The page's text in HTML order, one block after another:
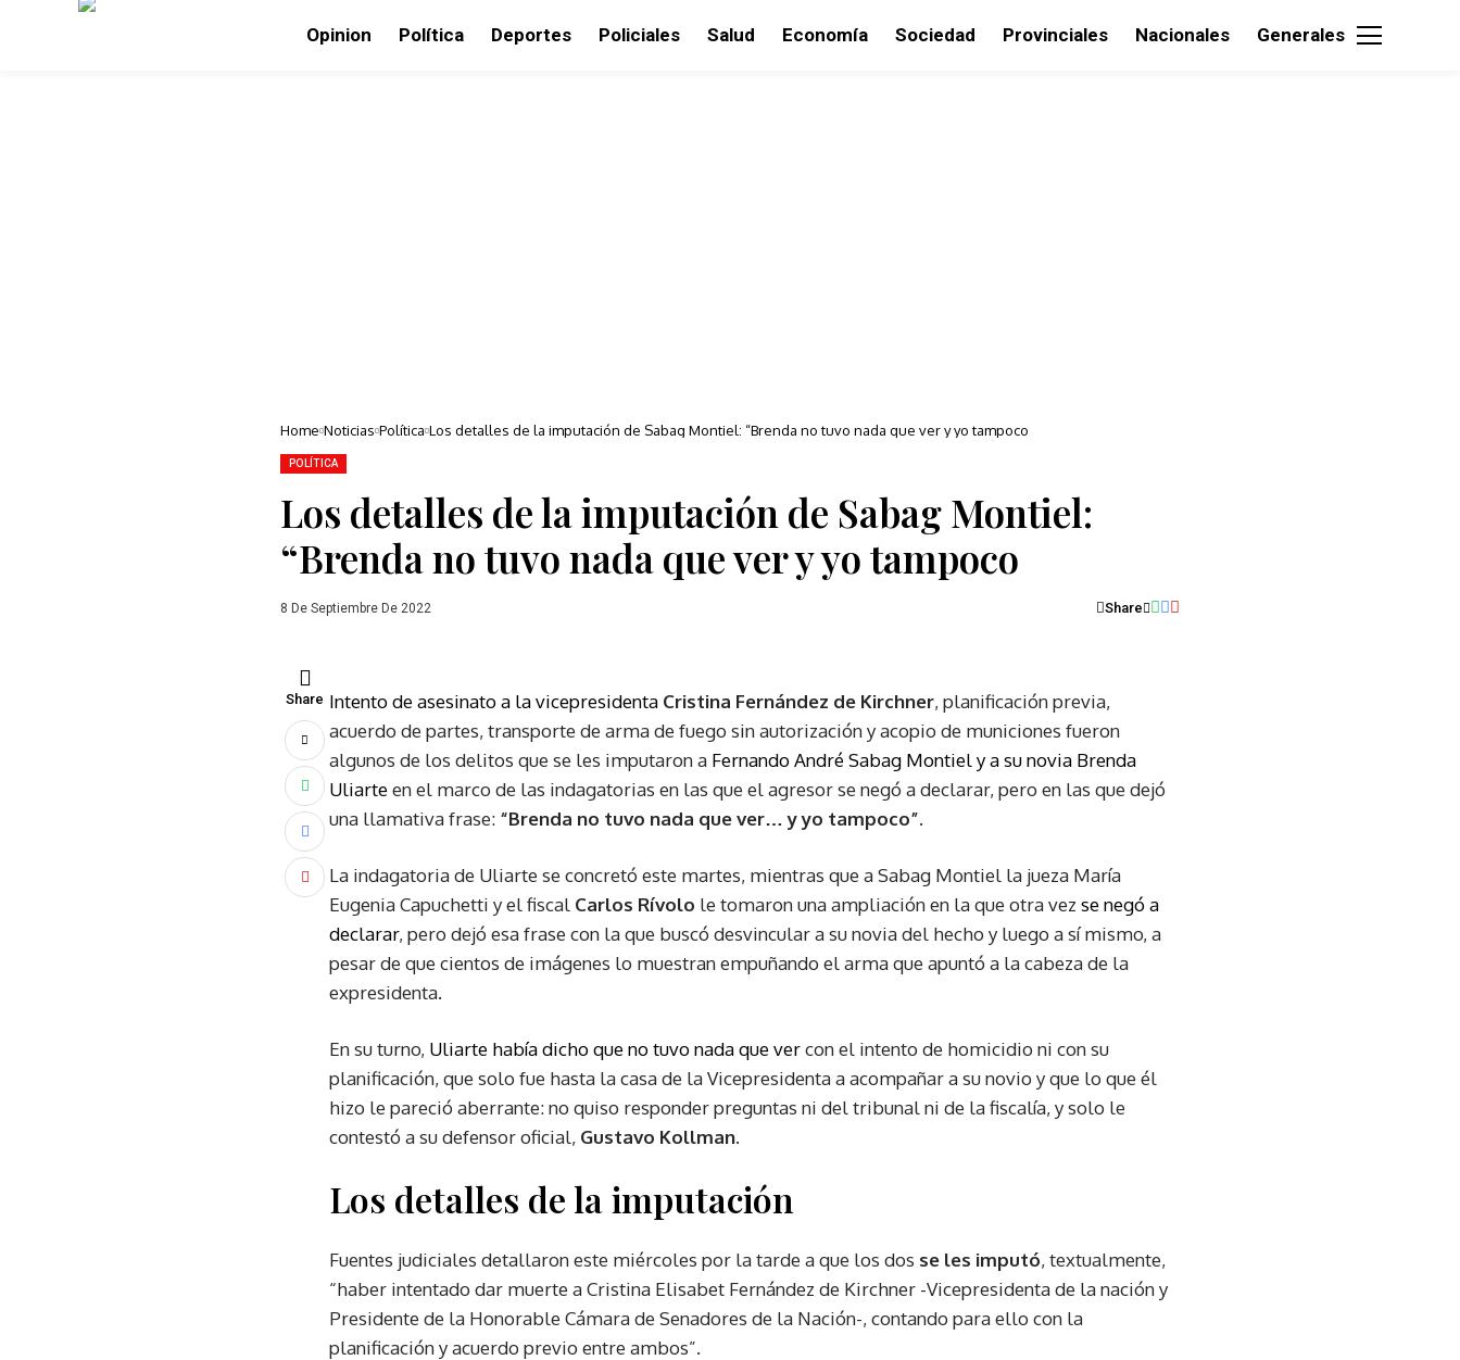
Opinion Política Deportes Policiales Salud Economía Sociedad Provinciales Nacionales Generales
Home Noticias Política Los detalles de la imputación de Sabag Montiel: “Brenda no tuvo nada que ver y yo tampoco
POLÍTICA
Los detalles de la imputación de Sabag Montiel:
“Brenda no tuvo nada que ver y yo tampoco
8 De Septiembre De 2022 Share
Share Intento de asesinato a la vicepresidenta Cristina Fernández de Kirchner, planificación previa,
acuerdo de partes, transporte de arma de fuego sin autorización y acopio de municiones fueron
algunos de los delitos que se les imputaron a Fernando André Sabag Montiel y a su novia Brenda
Uliarteen el marco de las indagatorias en las que el agresor se negó a declarar, pero en las que dejó
una llamativa frase: “Brenda no tuvo nada que ver… y yo tampoco”.
La indagatoria de Uliarte se concretó este martes, mientras que a Sabag Montiel la jueza María
Eugenia Capuchetti y el fiscal Carlos Rívolo le tomaron una ampliación en la que otra vez se negó a
declarar, pero dejó esa frase con la que buscó desvincular a su novia del hecho y luego a sí mismo, a
pesar de que cientos de imágenes lo muestran empuñando el arma que apuntó a la cabeza de la
expresidenta.
En su turno, Uliarte había dicho que no tuvo nada que vercon el intento de homicidio ni con su
planificación, que solo fue hasta la casa de la Vicepresidenta a acompañar a su novio y que lo que él
hizo le pareció aberrante: no quiso responder preguntas ni del tribunal ni de la fiscalía, y solo le
contestó a su defensor oficial, Gustavo Kollman.
Los detalles de la imputación
Fuentes judiciales detallaron este miércoles por la tarde a que los dos se les imputó, textualmente,
“haber intentado dar muerte a Cristina Elisabet Fernández de Kirchner -Vicepresidenta de la nación y
Presidente de la Honorable Cámara de Senadores de la Nación-, contando para ello con la
planificación y acuerdo previo entre ambos”.